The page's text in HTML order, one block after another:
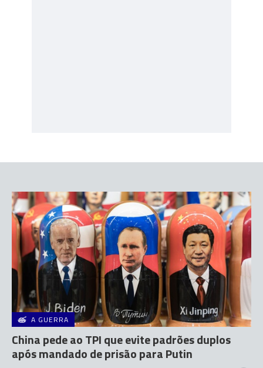
A GUERRA
China pede ao TPI que evite padrões duplos
após mandado de prisão para Putin